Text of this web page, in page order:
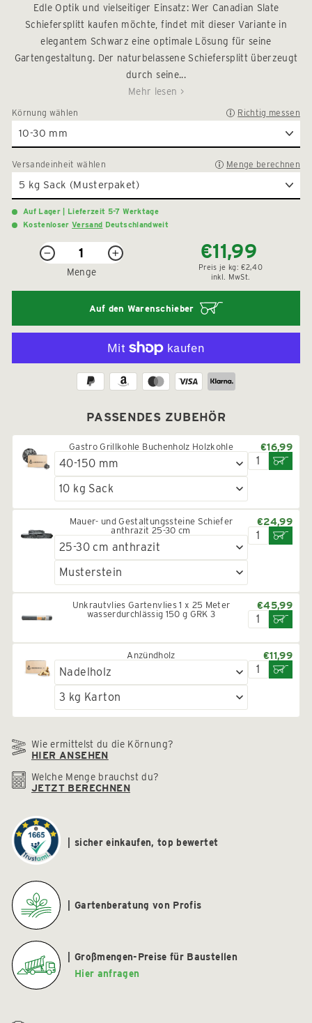
4.9
von
5
bewertet
um
zu
den
Edle Optik und vielseitiger Einsatz: Wer Canadian Slate
Schiefersplitt kaufen möchte, findet mit dieser Variante in
elegantem Schwarz eine optimale Lösung für seine
Gartengestaltung. Der naturbelassene Schiefersplitt überzeugt
durch seine...
Mehr lesen >
Körnung wählen Richtig messen
Versandeinheitwählen Menge berechnen
Auf Lager | Lieferzeit 5-7 Werktage
KostenloserVersand Deutschlandweit
−
+
Menge
Normaler
Preis
Sonderpreis
€11,99
Preis je kg: €2,40
inkl. MwSt.
Auf den Warenschieber
PASSENDES ZUBEHÖR
Gastro Grillkohle Buchenholz Holzkohle €16,99
Mauer- und Gestaltungssteine Schiefer
anthrazit 25-30 cm
€24,99
Unkrautvlies Gartenvlies 1 x 25 Meter
wasserdurchlässig 150 g GRK 3
€45,99
Anzündholz €11,99
Wie ermittelst du die Körnung?
HIER ANSEHEN
Welche Menge brauchst du?
JETZT BERECHNEN
sicher einkaufen, top bewertet
Gartenberatung von Profis
Großmengen-Preise für Baustellen
Hier anfragen